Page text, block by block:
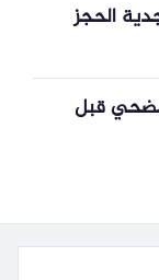
الحجز
قبل